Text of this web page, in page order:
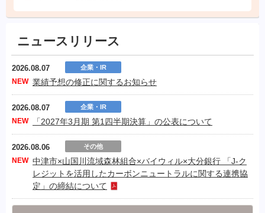
ニュースリリース
2026.08.07 企業・IR
NEW 業績予想の修正に関するお知らせ
2026.08.07 企業・IR
NEW 「2027年3月期 第1四半期決算」の公表について
2026.08.06 その他
NEW 中津市×山国川流域森林組合×バイウィル×大分銀行 「J-ク
レジットを活用したカーボンニュートラルに関する連携協
定」の締結について